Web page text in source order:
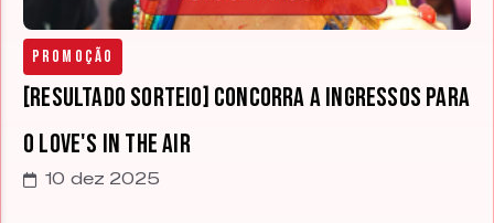
Promoção
[RESULTADO SORTEIO] Concorra a ingressos para
o Love's in The Air
10 dez 2025